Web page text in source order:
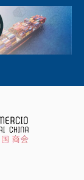
China - Compra en